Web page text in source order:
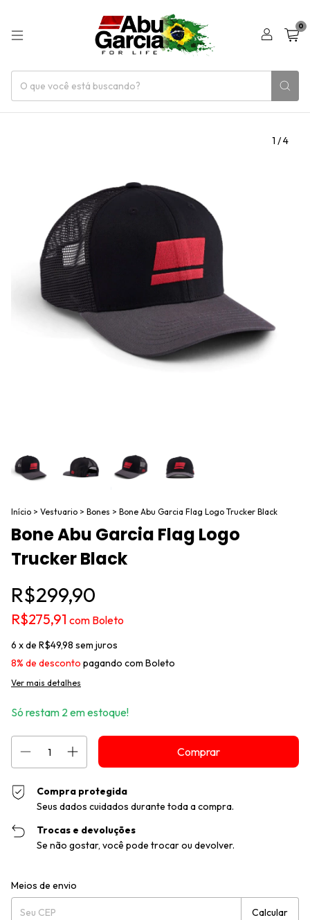
0
1 /4
Início > Vestuario > Bones > Bone Abu Garcia Flag Logo Trucker Black
Bone Abu Garcia Flag Logo
Trucker Black
R$299,90
R$275,91 com Boleto
6 x de R$49,98 sem juros
8% de desconto pagando com Boleto
Ver mais detalhes
Só restam 2em estoque!
Compra protegida
Seus dados cuidados durante toda a compra.
Trocas e devoluções
Se não gostar, você pode trocar ou devolver.
Entregas para o CEP:
Meios de envio
Calcular